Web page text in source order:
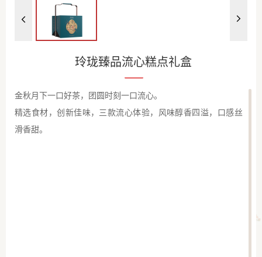
玲珑臻品流心糕点礼盒
金秋月下一口好茶，团圆时刻一口流心。
精选食材，创新佳味，三款流心体验，风味醇香四溢，口感丝
滑香甜。